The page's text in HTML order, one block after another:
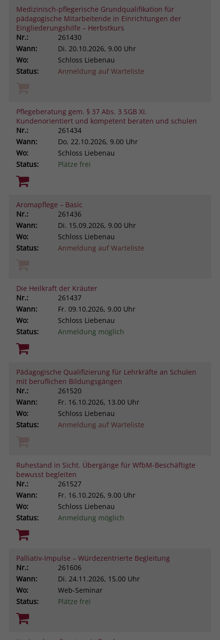
Medizinisch-pflegerische Grundqualifikation für
pädagogische Mitarbeitende in Einrichtungen der
Eingliederungshilfe – Herbstkurs
Nr.:
261430
Wann:
Di. 20.10.2026, 9.00 Uhr
Wo:
Schloss Liebenau
Status:
Anmeldung auf Warteliste
Pflegeberatung gem. § 37 Abs. 3 SGB XI.
Kundenorientiert und kompetent beraten und schulen
Nr.:
261434
Wann:
Do. 22.10.2026, 9.00 Uhr
Wo:
Schloss Liebenau
Status:
Plätze frei
Aromapflege – Basic
Nr.:
261436
Wann:
Di. 15.09.2026, 9.00 Uhr
Wo:
Schloss Liebenau
Status:
Anmeldung auf Warteliste
Die Heilkraft der Kräuter
Nr.:
261437
Wann:
Fr. 09.10.2026, 9.00 Uhr
Wo:
Schloss Liebenau
Status:
Anmeldung möglich
Pädagogische Qualifizierung für Lehrkräfte an Schulen
mit beruflichen Bildungsgängen
Nr.:
261520
Wann:
Fr. 16.10.2026, 13.00 Uhr
Wo:
Schloss Liebenau
Status:
Anmeldung auf Warteliste
Ruhestand in Sicht. Übergänge für WfbM-Beschäftigte
bewusst begleiten
Nr.:
261527
Wann:
Fr. 16.10.2026, 9.00 Uhr
Wo:
Schloss Liebenau
Status:
Anmeldung möglich
Palliativ-Impulse – Würdezentrierte Begleitung
Nr.:
261606
Wann:
Di. 24.11.2026, 15.00 Uhr
Wo:
Web-Seminar
Status:
Plätze frei